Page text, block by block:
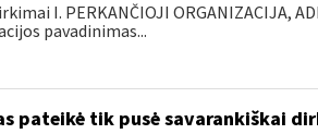
I. PERKANČIOJI ORGANIZACIJA,
pavadinimas...
pateikė tik pusė savarankiškai